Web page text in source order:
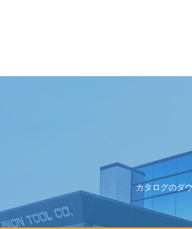
カタログのダ